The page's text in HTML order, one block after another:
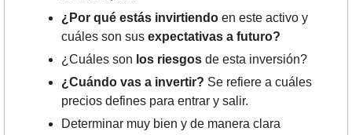
¿Por qué estás invirtiendo en este activo y
cuáles son sus expectativas a futuro?
¿Cuáles son los riesgos de esta inversión?
¿Cuándo vas a invertir? Se refiere a cuáles
precios defines para entrar y salir.